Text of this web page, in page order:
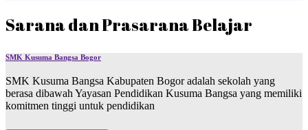
Sarana dan Prasarana Belajar
SMK Kusuma Bangsa Bogor
SMK Kusuma Bangsa Kabupaten Bogor adalah sekolah yang
berasa dibawah Yayasan Pendidikan Kusuma Bangsa yang memiliki
komitmen tinggi untuk pendidikan